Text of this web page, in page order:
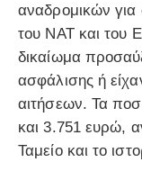
αναδρομικών
του ΝΑΤ και του
δικαίωμα
ασφάλισης ή
αιτήσεων. Τα
και 3.751 ευρώ,
Ταμείο και το